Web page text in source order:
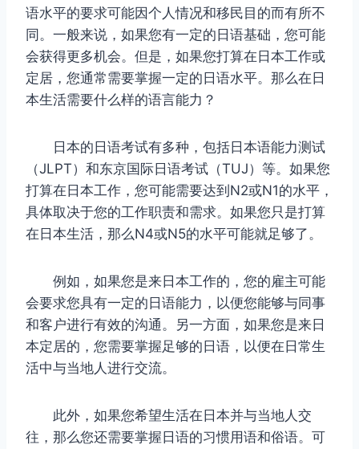
语水平的要求可能因个人情况和移民目的而有所不
同。一般来说，如果您有一定的日语基础，您可能
会获得更多机会。但是，如果您打算在日本工作或
定居，您通常需要掌握一定的日语水平。那么在日
本生活需要什么样的语言能力？
日本的日语考试有多种，包括日本语能力测试
（JLPT）和东京国际日语考试（TUJ）等。如果您
打算在日本工作，您可能需要达到N2或N1的水平，
具体取决于您的工作职责和需求。如果您只是打算
在日本生活，那么N4或N5的水平可能就足够了。
例如，如果您是来日本工作的，您的雇主可能
会要求您具有一定的日语能力，以便您能够与同事
和客户进行有效的沟通。另一方面，如果您是来日
本定居的，您需要掌握足够的日语，以便在日常生
活中与当地人进行交流。
此外，如果您希望生活在日本并与当地人交
往，那么您还需要掌握日语的习惯用语和俗语。可